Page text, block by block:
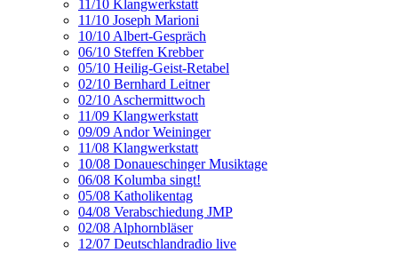
11/10 Klangwerkstatt
11/10 Joseph Marioni
10/10 Albert-Gespräch
06/10 Steffen Krebber
05/10 Heilig-Geist-Retabel
02/10 Bernhard Leitner
02/10 Aschermittwoch
11/09 Klangwerkstatt
09/09 Andor Weininger
11/08 Klangwerkstatt
10/08 Donaueschinger Musiktage
06/08 Kolumba singt!
05/08 Katholikentag
04/08 Verabschiedung JMP
02/08 Alphornbläser
12/07 Deutschlandradio live